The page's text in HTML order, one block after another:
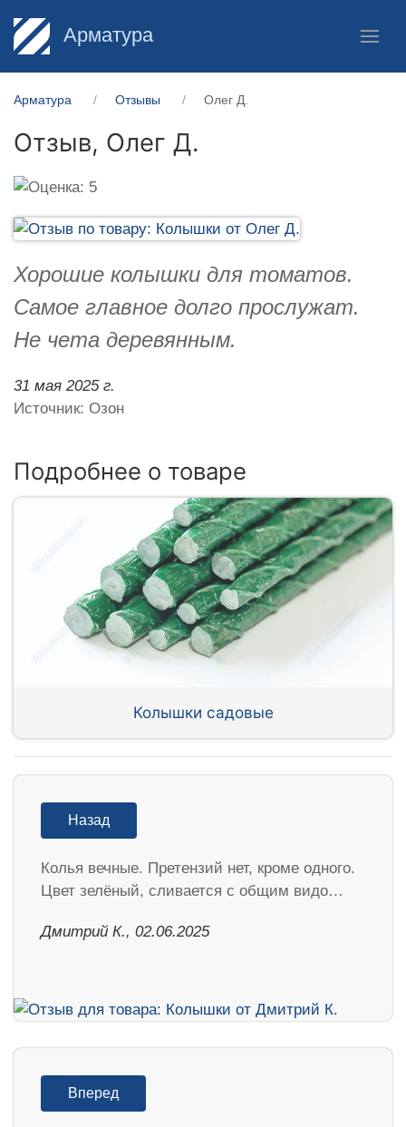
Арматура
Арматура Отзывы Олег Д.
Отзыв, Олег Д.
Хорошие колышки для томатов.
Самое главное долго прослужат.
Не чета деревянным.
31 мая 2025 г.
Источник: Озон
Подробнее о товаре
Колышки садовые
Назад
Колья вечные. Претензий нет, кроме одного.
Цвет зелёный, сливается с общим видо…
Дмитрий К., 02.06.2025
Вперед